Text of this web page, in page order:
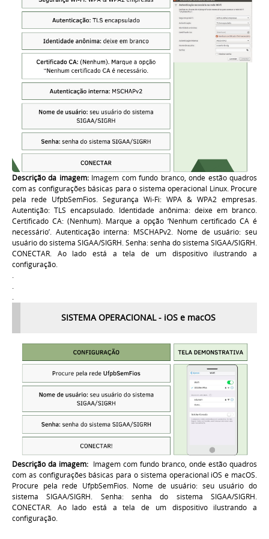
Descrição da imagem: Imagem com fundo branco, onde estão quadros
com as configurações básicas para o sistema operacional Linux. Procure
pela rede UfpbSemFios. Segurança Wi-Fi: WPA & WPA2 empresas.
Autentição: TLS encapsulado. Identidade anônima: deixe em branco.
Certificado CA: (Nenhum). Marque a opção ‘Nenhum certificado CA é
necessário’. Autenticação interna: MSCHAPv2. Nome de usuário: seu
usuário do sistema SIGAA/SIGRH. Senha: senha do sistema SIGAA/SIGRH.
CONECTAR. Ao lado está a tela de um dispositivo ilustrando a
configuração.
.
.
.
SISTEMA OPERACIONAL - iOS e macOS
Descrição da imagem: Imagem com fundo branco, onde estão quadros
com as configurações básicas para o sistema operacional iOS e macOS.
Procure pela rede UfpbSemFios. Nome de usuário: seu usuário do
sistema SIGAA/SIGRH. Senha: senha do sistema SIGAA/SIGRH.
CONECTAR. Ao lado está a tela de um dispositivo ilustrando a
configuração.